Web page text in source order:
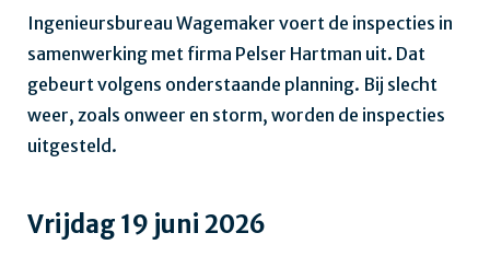
Ingenieursbureau Wagemaker voert de inspecties in
samenwerking met firma Pelser Hartman uit. Dat
gebeurt volgens onderstaande planning. Bij slecht
weer, zoals onweer en storm, worden de inspecties
uitgesteld.
Vrijdag 19 juni 2026